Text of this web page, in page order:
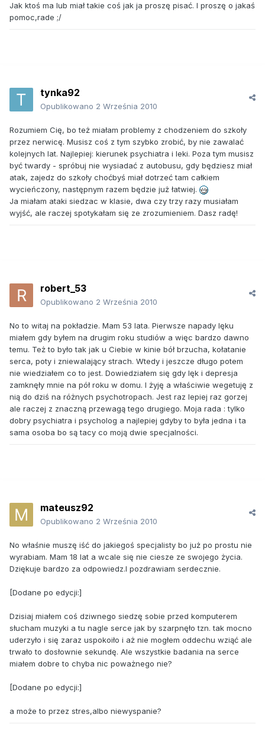
Jak ktoś ma lub miał takie coś jak ja proszę pisać. I proszę o jakaś
pomoc,rade ;/
tynka92
Opublikowano 2 Września 2010
Rozumiem Cię, bo też miałam problemy z chodzeniem do szkoły
przez nerwicę. Musisz coś z tym szybko zrobić, by nie zawalać
kolejnych lat. Najlepiej: kierunek psychiatra i leki. Poza tym musisz
być twardy - spróbuj nie wysiadać z autobusu, gdy będziesz miał
atak, zajedz do szkoły choćbyś miał dotrzeć tam całkiem
wycieńczony, następnym razem będzie już łatwiej.
Ja miałam ataki siedzac w klasie, dwa czy trzy razy musiałam
wyjść, ale raczej spotykałam się ze zrozumieniem. Dasz radę!
robert_53
Opublikowano 2 Września 2010
No to witaj na pokładzie. Mam 53 lata. Pierwsze napady lęku
miałem gdy byłem na drugim roku studiów a więc bardzo dawno
temu. Też to było tak jak u Ciebie w kinie bół brzucha, kołatanie
serca, poty i zniewalający strach. Wtedy i jeszcze długo potem
nie wiedziałem co to jest. Dowiedziałem się gdy lęk i depresja
zamknęły mnie na pół roku w domu. I żyję a właściwie wegetuję z
nią do dziś na różnych psychotropach. Jest raz lepiej raz gorzej
ale raczej z znaczną przewagą tego drugiego. Moja rada : tylko
dobry psychiatra i psycholog a najlepiej gdyby to była jedna i ta
sama osoba bo są tacy co moją dwie specjalności.
mateusz92
Opublikowano 2 Września 2010
No właśnie muszę iść do jakiegoś specjalisty bo już po prostu nie
wyrabiam. Mam 18 lat a wcale się nie ciesze ze swojego życia.
Dziękuje bardzo za odpowiedz.I pozdrawiam serdecznie.
[Dodane po edycji:]
Dzisiaj miałem coś dziwnego siedzę sobie przed komputerem
słucham muzyki a tu nagle serce jak by szarpnęło tzn. tak mocno
uderzyło i się zaraz uspokoiło i aż nie mogłem oddechu wziąć ale
trwało to dosłownie sekundę. Ale wszystkie badania na serce
miałem dobre to chyba nic poważnego nie?
[Dodane po edycji:]
a może to przez stres,albo niewyspanie?